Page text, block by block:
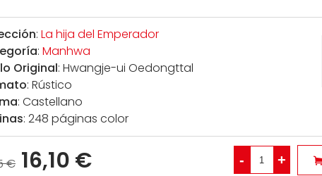
: La hija del Emperador
: Manhwa
Original: Hwangje-ui Oedongttal
: Rústico
: Castellano
: 248 páginas color
€ 16,10 € - +